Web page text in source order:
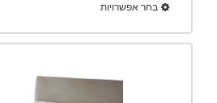
בחר אפשרויות